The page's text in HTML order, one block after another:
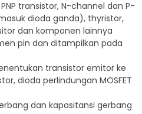
transistor, N-channel dan P-
dioda ganda), thyristor,
dan komponen lainnya
pin dan ditampilkan pada
transistor emitor ke
dioda perlindungan MOSFET
dan kapasitansi gerbang